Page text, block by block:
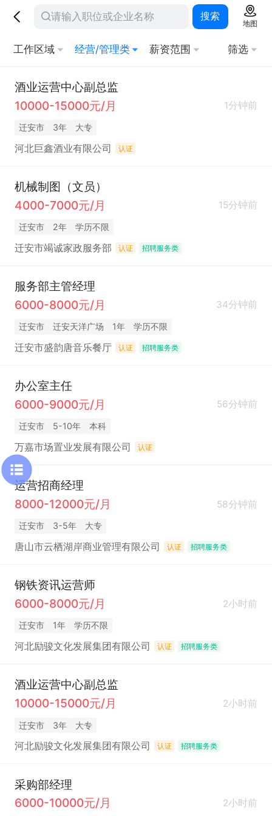
搜索
地图
工作区域 经营/管理类 薪资范围 筛选
酒业运营中心副总监
10000-15000元/月
1分钟前
迁安市 3年 大专
河北巨鑫酒业有限公司 认证
机械制图（文员）
4000-7000元/月
15分钟前
迁安市 2年 学历不限
迁安市竭诚家政服务部 认证 招聘服务类
服务部主管经理
6000-8000元/月
34分钟前
迁安市 迁安天洋广场 1年 学历不限
迁安市盛韵唐音乐餐厅 认证 招聘服务类
办公室主任
6000-9000元/月
56分钟前
迁安市 5-10年 本科
万嘉市场置业发展有限公司 认证
运营招商经理
8000-12000元/月
58分钟前
迁安市 3-5年 大专
唐山市云栖湖岸商业管理有限公司 认证 招聘服务类
钢铁资讯运营师
6000-8000元/月
2小时前
迁安市 1年 学历不限
河北励骏文化发展集团有限公司 认证 招聘服务类
酒业运营中心副总监
10000-15000元/月
2小时前
迁安市 3年 大专
河北励骏文化发展集团有限公司 认证 招聘服务类
采购部经理
6000-10000元/月
2小时前